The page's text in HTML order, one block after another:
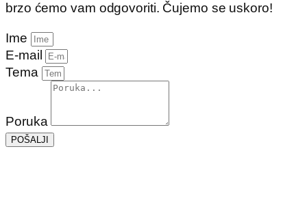
brzo ćemo vam odgovoriti. Čujemo se uskoro!
Ime
E-mail
Tema
Poruka
POŠALJI